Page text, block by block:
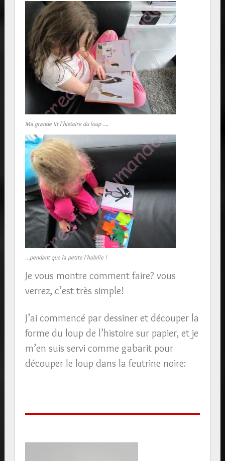
Ma grande lit l’histoire du loup ….
…pendant que la petite l’habille !
Je vous montre comment faire? vous
verrez, c’est très simple!
J’ai commencé par dessiner et découper la
forme du loup de l’histoire sur papier, et je
m’en suis servi comme gabarit pour
découper le loup dans la feutrine noire: